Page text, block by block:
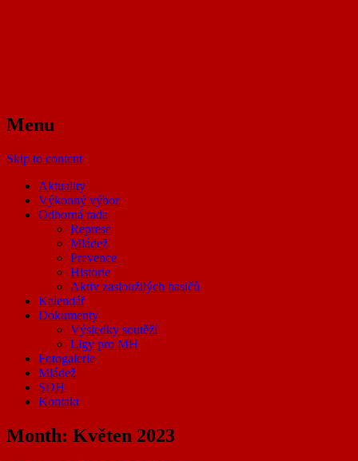
Menu
Skip to content
Aktuality
Výkonný výbor
Odborná rada
Represe
Mládež
Prevence
Historie
Aktiv zasloužilých hasičů
Kalendář
Dokumenty
Výsledky soutěží
Ligy pro MH
Fotogalerie
Mládež
SDH
Kontakt
Month: Květen 2023